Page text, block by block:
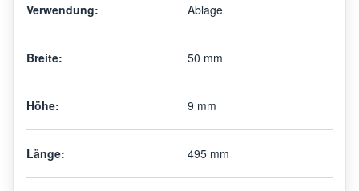
Verwendung: Ablage
Breite: 50 mm
Höhe: 9 mm
Länge: 495 mm